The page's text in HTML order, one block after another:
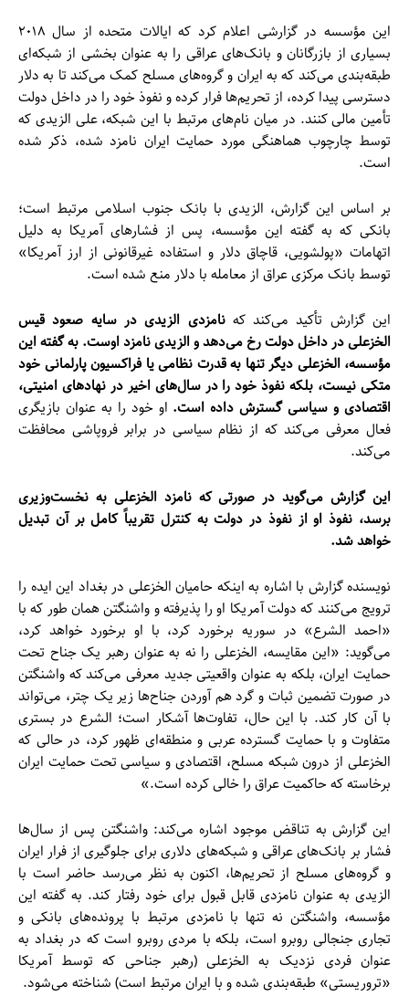
این مؤسسه در گزارشی اعلام کرد که ایالات متحده از سال ۲۰۱۸
بسیاری از بازرگانان و بانک‌های عراقی را به عنوان بخشی از شبکه‌ای
طبقه‌بندی می‌کند که به ایران و گروه‌های مسلح کمک می‌کند تا به دلار
دسترسی پیدا کرده، از تحریم‌ها فرار کرده و نفوذ خود را در داخل دولت
تأمین مالی کنند. در میان نام‌های مرتبط با این شبکه، علی الزیدی که
توسط چارچوب هماهنگی مورد حمایت ایران نامزد شده، ذکر شده
است.
بر اساس این گزارش، الزیدی با بانک جنوب اسلامی مرتبط است؛
بانکی که به گفته این مؤسسه، پس از فشارهای آمریکا به دلیل
اتهامات «پولشویی، قاچاق دلار و استفاده غیرقانونی از ارز آمریکا»
توسط بانک مرکزی عراق از معامله با دلار منع شده است.
این گزارش تأکید می‌کند کهنامزدی الزیدی در سایه صعود قیس
الخزعلی در داخل دولت رخ می‌دهد و الزیدی نامزد اوست. به گفته این
مؤسسه، الخزعلی دیگر تنها به قدرت نظامی یا فراکسیون پارلمانی خود
متکی نیست، بلکه نفوذ خود را در سال‌های اخیر در نهادهای امنیتی،
اقتصادی و سیاسی گسترش داده است. او خود را به عنوان بازیگری
فعال معرفی می‌کند که از نظام سیاسی در برابر فروپاشی محافظت
می‌کند.
این گزارش می‌گوید در صورتی که نامزد الخزعلی به نخست‌وزیری
برسد، نفوذ او از نفوذ در دولت به کنترل تقریباً کامل بر آن تبدیل
خواهد شد.
نویسنده گزارش با اشاره به اینکه حامیان الخزعلی در بغداد این ایده را
ترویج می‌کنند که دولت آمریکا او را پذیرفته و واشنگتن همان طور که با
«احمد الشرع» در سوریه برخورد کرد، با او برخورد خواهد کرد،
می‌گوید: «این مقایسه، الخزعلی را نه به عنوان رهبر یک جناح تحت
حمایت ایران، بلکه به عنوان واقعیتی جدید معرفی می‌کند که واشنگتن
در صورت تضمین ثبات و گرد هم آوردن جناح‌ها زیر یک چتر، می‌تواند
با آن کار کند. با این حال، تفاوت‌ها آشکار است؛ الشرع در بستری
متفاوت و با حمایت گسترده عربی و منطقه‌ای ظهور کرد، در حالی که
الخزعلی از درون شبکه مسلح، اقتصادی و سیاسی تحت حمایت ایران
برخاسته که حاکمیت عراق را خالی کرده است.»
این گزارش به تناقض موجود اشاره می‌کند: واشنگتن پس از سال‌ها
فشار بر بانک‌های عراقی و شبکه‌های دلاری برای جلوگیری از فرار ایران
و گروه‌های مسلح از تحریم‌ها، اکنون به نظر می‌رسد حاضر است با
الزیدی به عنوان نامزدی قابل قبول برای خود رفتار کند. به گفته این
مؤسسه، واشنگتن نه تنها با نامزدی مرتبط با پرونده‌های بانکی و
تجاری جنجالی روبرو است، بلکه با مردی روبرو است که در بغداد به
عنوان فردی نزدیک به الخزعلی (رهبر جناحی که توسط آمریکا
«تروریستی» طبقه‌بندی شده و با ایران مرتبط است) شناخته می‌شود.